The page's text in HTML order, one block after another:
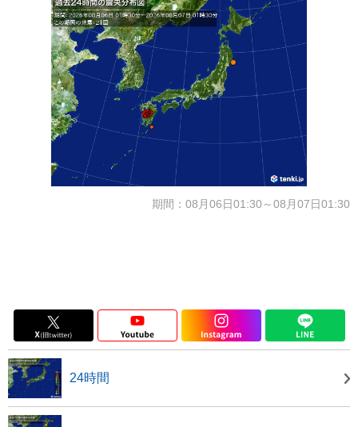
期間：08月06日01:30～08月07日01:30
24時間